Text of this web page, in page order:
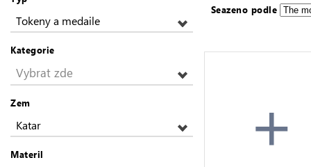
Tokeny a medaile
Kategorie
Vybrat zde
Zem
Katar
Materil
Seazeno podle
+